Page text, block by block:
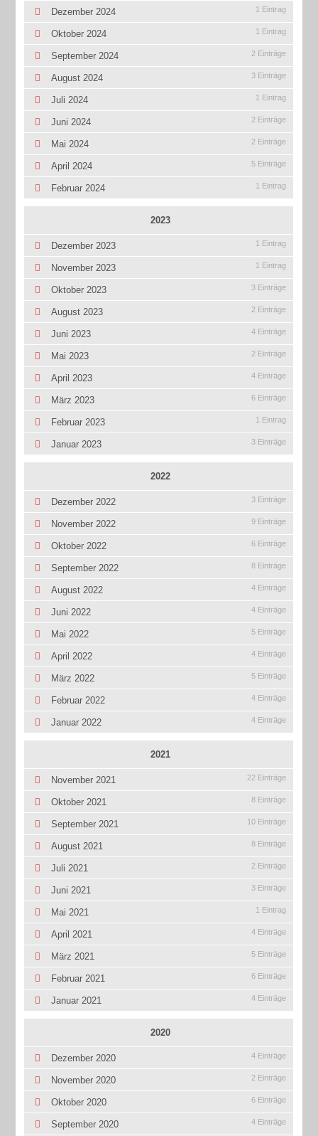
Dezember 2024 1 Eintrag
Oktober 2024 1 Eintrag
September 2024 2 Einträge
August 2024 3 Einträge
Juli 2024 1 Eintrag
Juni 2024 2 Einträge
Mai 2024 2 Einträge
April 2024 5 Einträge
Februar 2024 1 Eintrag
2023
Dezember 2023 1 Eintrag
November 2023 1 Eintrag
Oktober 2023 3 Einträge
August 2023 2 Einträge
Juni 2023 4 Einträge
Mai 2023 2 Einträge
April 2023 4 Einträge
März 2023 6 Einträge
Februar 2023 1 Eintrag
Januar 2023 3 Einträge
2022
Dezember 2022 3 Einträge
November 2022 9 Einträge
Oktober 2022 6 Einträge
September 2022 8 Einträge
August 2022 4 Einträge
Juni 2022 4 Einträge
Mai 2022 5 Einträge
April 2022 4 Einträge
März 2022 5 Einträge
Februar 2022 4 Einträge
Januar 2022 4 Einträge
2021
November 2021 22 Einträge
Oktober 2021 8 Einträge
September 2021 10 Einträge
August 2021 8 Einträge
Juli 2021 2 Einträge
Juni 2021 3 Einträge
Mai 2021 1 Eintrag
April 2021 4 Einträge
März 2021 5 Einträge
Februar 2021 6 Einträge
Januar 2021 4 Einträge
2020
Dezember 2020 4 Einträge
November 2020 2 Einträge
Oktober 2020 6 Einträge
September 2020 4 Einträge